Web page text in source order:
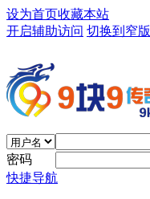
设为首页收藏本站
开启辅助访问 切换到窄版
密码
快捷导航